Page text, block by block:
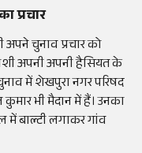
प्रचार
अपने चुनाव प्रचार को
अपनी अपनी हैसियत के
में शेखपुरा नगर परिषद
कुमार भी मैदान में हैं। उनका
में बाल्टी लगाकर गांव